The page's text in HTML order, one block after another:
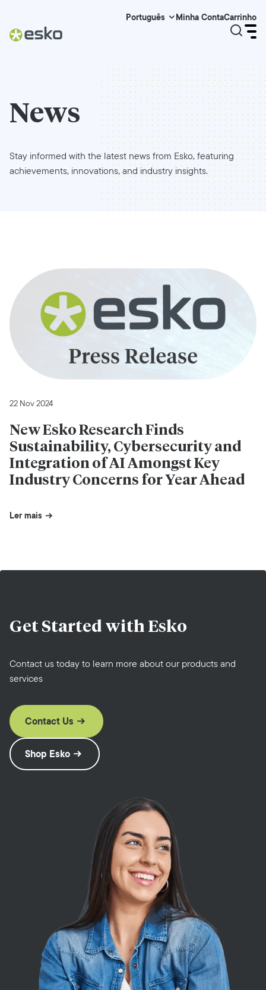
Português Minha ContaCarrinho
News
Stay informed with the latest news from Esko, featuring
achievements, innovations, and industry insights.
22 Nov 2024
New Esko Research Finds
Sustainability, Cybersecurity and
Integration of AI Amongst Key
Industry Concerns for Year Ahead
Ler mais
Get Started with Esko
Contact us today to learn more about our products and
services
Contact Us
Shop Esko